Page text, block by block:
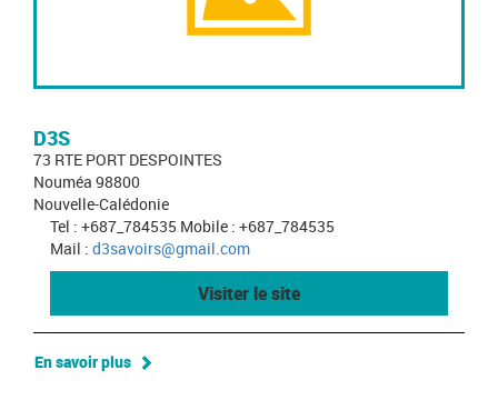
D3S
73 RTE PORT DESPOINTES
Nouméa 98800
Nouvelle-Calédonie
Tel : +687_784535 Mobile : +687_784535
Mail : d3savoirs@gmail.com
Visiter le site
En savoir plus